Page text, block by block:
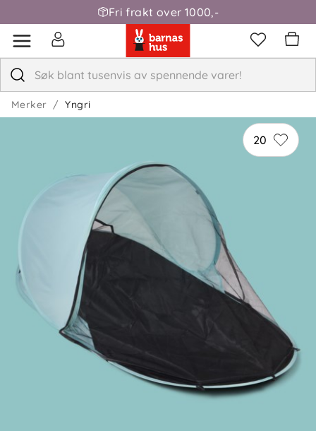
Fri frakt over 1000,-
Merker Yngri
20
Takk for tilbakemeldingen. Det skal selvfølgelig ikke
skje at stengene knekker etter en gangs bruk. Ta
gjerne kontakt med kundeservice, så finner vi en
løsning sammen.
Bekreftet kjøper
Elendig produkt. Vanskelig å legge sammen, og tåler
Nora
Tusen takk for tilbakemeldingen din! 😊 Det er leit å
høre at UV teltet ikke svarte til forventningene dine.
Bekreftet kjøper
8 dager siden